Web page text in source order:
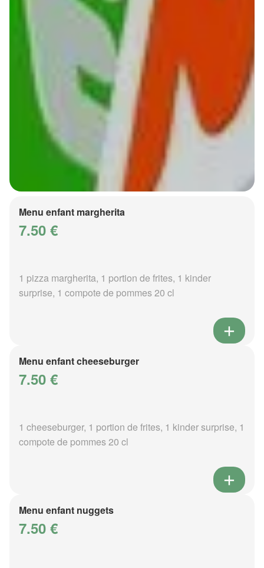
Menu enfant margherita
7.50 €
1 pizza margherita, 1 portion de frites, 1 kinder
surprise, 1 compote de pommes 20 cl
Menu enfant cheeseburger
7.50 €
1 cheeseburger, 1 portion de frites, 1 kinder surprise, 1
compote de pommes 20 cl
Menu enfant nuggets
7.50 €